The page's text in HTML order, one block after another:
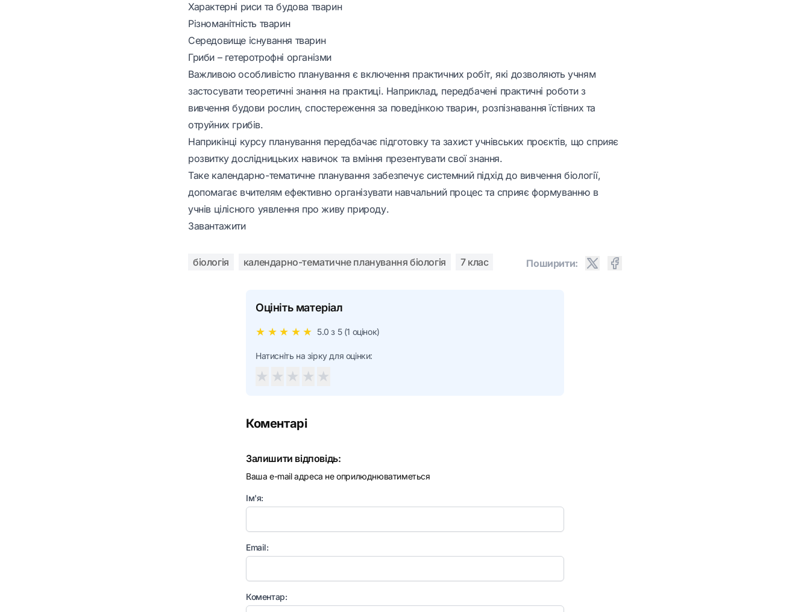
Характерні риси та будова тварин
Різноманітність тварин
Середовище існування тварин
Гриби – гетеротрофні організми
Важливою особливістю планування є включення практичних робіт, які дозволяють учням
застосувати теоретичні знання на практиці. Наприклад, передбачені практичні роботи з
вивчення будови рослин, спостереження за поведінкою тварин, розпізнавання їстівних та
отруйних грибів.
Наприкінці курсу планування передбачає підготовку та захист учнівських проєктів, що сприяє
розвитку дослідницьких навичок та вміння презентувати свої знання.
Таке календарно-тематичне планування забезпечує системний підхід до вивчення біології,
допомагає вчителям ефективно організувати навчальний процес та сприяє формуванню в
учнів цілісного уявлення про живу природу.
Завантажити
біологія календарно-тематичне планування біологія 7 клас Поширити:
Оцініть матеріал
★ ★ ★ ★ ★ 5.0 з 5 (1 оцінок)
Натисніть на зірку для оцінки:
★ ★ ★ ★ ★
Коментарі
Залишити відповідь:
Ваша e-mail адреса не оприлюднюватиметься
Ім'я:
Email:
Коментар: